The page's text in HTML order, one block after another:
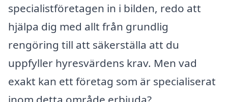
specialistföretagen in i bilden, redo att
hjälpa dig med allt från grundlig
rengöring till att säkerställa att du
uppfyller hyresvärdens krav. Men vad
exakt kan ett företag som är specialiserat